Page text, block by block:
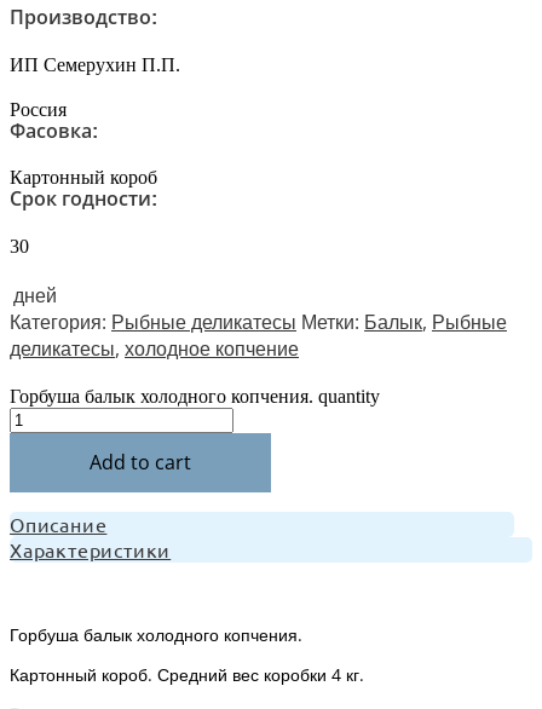
Производство:
ИП Семерухин П.П.
Россия
Фасовка:
Картонный короб
Срок годности:
30
дней
Категория: Рыбные деликатесы Метки: Балык, Рыбные
деликатесы, холодное копчение
Горбуша балык холодного копчения. quantity
Add to cart
Описание
Характеристики
Горбуша балык холодного копчения.
Картонный короб. Средний вес коробки 4 кг.